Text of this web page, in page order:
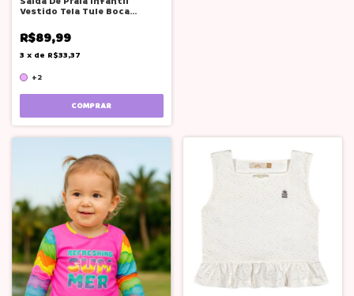
Vestido Tela Tule Boca
R$89,99
3 x de R$33,37
+2
COMPRAR